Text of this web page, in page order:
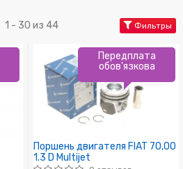
1 - 30 из 44 Фильтры
Поршень двигателя FIAT 70,00
1.3 D Multijet
Передплата
обов'язкова